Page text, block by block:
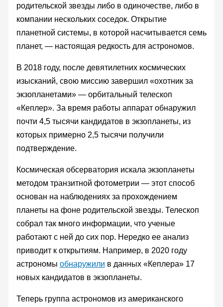
родительской звезды либо в одиночестве, либо в
компании нескольких соседок. Открытие
планетной системы, в которой насчитывается семь
планет, — настоящая редкость для астрономов.
В 2018 году, после девятилетних космических
изысканий, свою миссию завершил «охотник за
экзопланетами» — орбитальный телескоп
«Кеплер». За время работы аппарат обнаружил
почти 4,5 тысячи кандидатов в экзопланеты, из
которых примерно 2,5 тысячи получили
подтверждение.
Космическая обсерватория искала экзопланеты
методом транзитной фотометрии — этот способ
основан на наблюдениях за прохождением
планеты на фоне родительской звезды. Телескоп
собрал так много информации, что ученые
работают с ней до сих пор. Нередко ее анализ
приводит к открытиям. Например, в 2020 году
астрономы обнаружили в данных «Кеплера» 17
новых кандидатов в экзопланеты.
Теперь группа астрономов из американского